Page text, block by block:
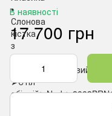
В наявності
17 700 грн